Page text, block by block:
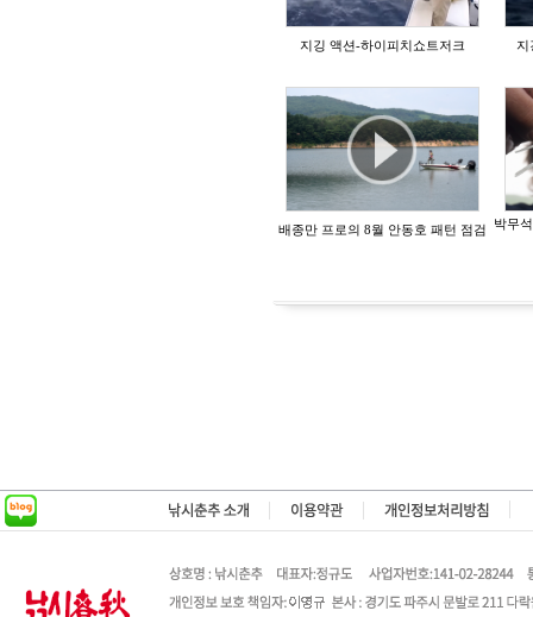
지깅 액션-하이피치쇼트저크 지
배종만 프로의 8월 안동호 패턴 점검 박무